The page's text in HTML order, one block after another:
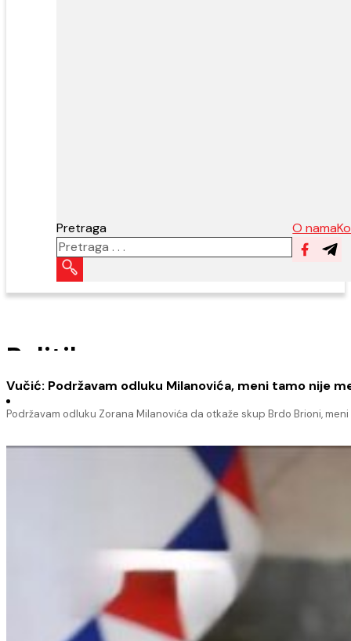
Pretraga O nama
Follow
Politika
Vučić: Podržavam odluku Milanovića, meni tamo nije
Podržavam odluku Zorana Milanovića da otkaže skup Brdo Brioni,